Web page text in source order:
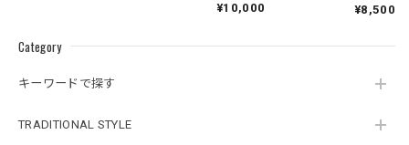
Category
キーワードで探す
TRADITIONAL STYLE
¥10,000
¥8,500